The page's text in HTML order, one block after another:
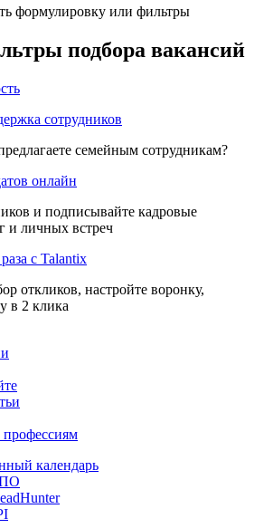
формулировку или фильтры
подбора вакансий
сотрудников
семейным сотрудникам?
онлайн
и подписывайте кадровые
и личных встреч
с Talantix
откликов, настройте воронку,
в 2 клика
календарь
ПО